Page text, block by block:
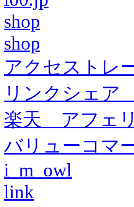
shop
shop
アクセスト
リンクシェア
楽天 アフェリ
バリューコマ
i_m_owl
link